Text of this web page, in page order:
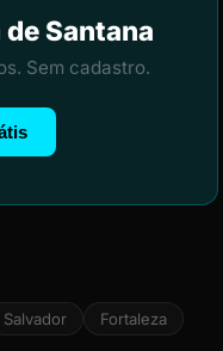
Santana
Sem cadastro.
Salvador
Fortaleza